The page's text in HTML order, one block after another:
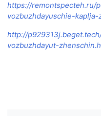
https://remontspecteh.ru/
vozbuzhdayuschie-
http://
vozbuzhdayut-